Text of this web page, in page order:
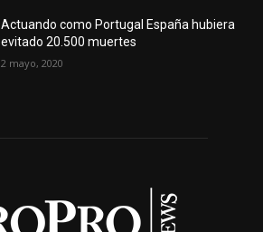
Actuando como Portugal España hubiera
evitado 20.500 muertes
2 mayo, 2020